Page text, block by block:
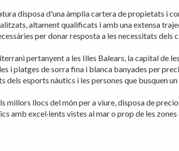
disposa d'una àmplia cartera de propietats i
altament qualificats i amb una extensa
per donar resposta a les necessitats dels
pertanyent a les Illes Balears, la capital de
i platges de sorra fina i blanca banyades per
dels esports nàutics i les persones que busquen
millors llocs del món per a viure, disposa de
amb excel·lents vistes al mar o prop de les
Permeten fer el seguiment i l'anàlisi
La informació recollida mitjançant
de l'activitat del web per a l'elaboració
Permeten desar la informació de
nostres serveis i oferir una millor
Aquestes cookies són utilitzades per
preferències i les eleccions personals